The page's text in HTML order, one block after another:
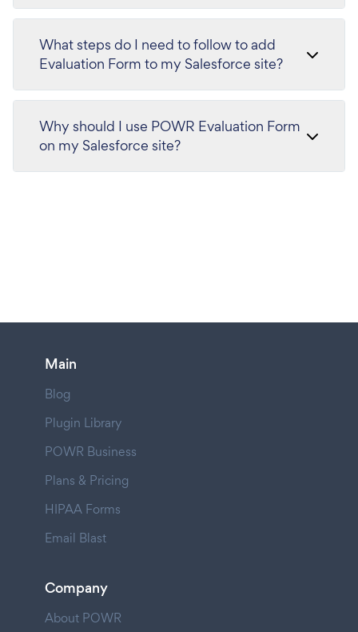
What steps do I need to follow to add
Evaluation Form to my Salesforce site?
Why should I use POWR Evaluation Form
on my Salesforce site?
Main
Blog
Plugin Library
POWR Business
Plans & Pricing
HIPAA Forms
Email Blast
Company
About POWR